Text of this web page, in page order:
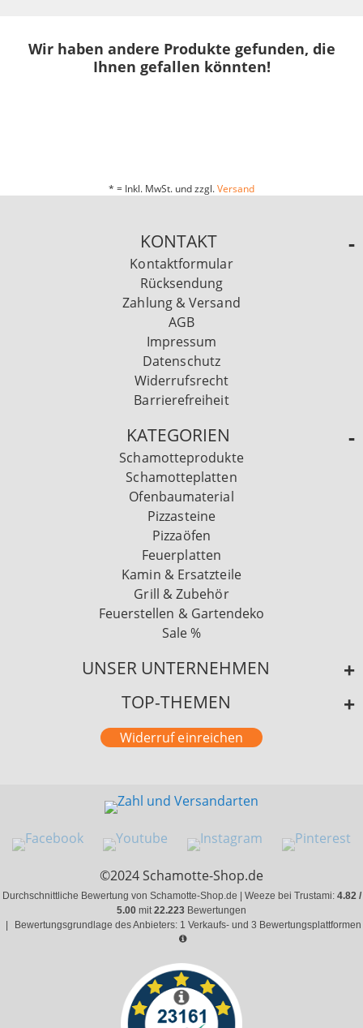
Wir haben andere Produkte gefunden, die
Ihnen gefallen könnten!
* = Inkl. MwSt. und zzgl.Versand
KONTAKT
Kontaktformular
Rücksendung
Zahlung & Versand
AGB
Impressum
Datenschutz
Widerrufsrecht
Barrierefreiheit
KATEGORIEN
Schamotteprodukte
Schamotteplatten
Ofenbaumaterial
Pizzasteine
Pizzaöfen
Feuerplatten
Kamin & Ersatzteile
Grill & Zubehör
Feuerstellen & Gartendeko
Sale %
UNSER UNTERNEHMEN
TOP-THEMEN
Widerruf einreichen
©2024 Schamotte-Shop.de
Durchschnittliche Bewertung von Schamotte-Shop.de | Weeze bei Trustami: 4.82 /
5.00 mit22.223 Bewertungen
Bewertungsgrundlage des Anbieters: 1 Verkaufs- und 3 Bewertungsplattformen